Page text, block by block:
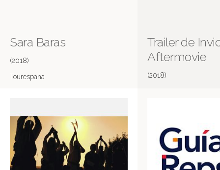
Sara Baras
(2018)
Tourespaña
Trailer de
Aftermovie
(2018)